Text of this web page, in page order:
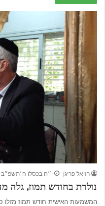
רזיאל פריגן י״ח בכסלו ה׳תשפ״ב
נולדת בחודש תמוז, גלה
המשמעות האישית חודש תמוז מזלו